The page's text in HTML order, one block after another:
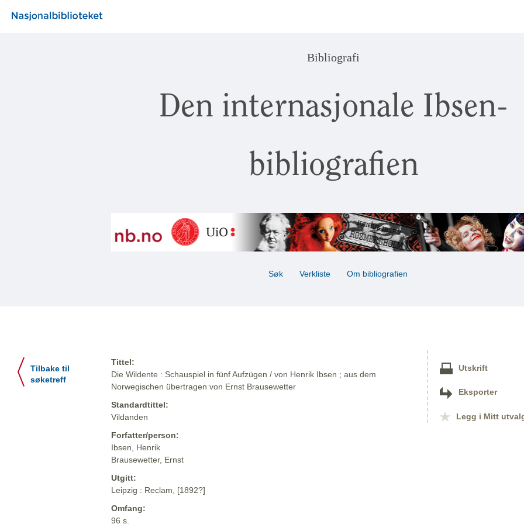
Bibliografi
Den internasjonale Ibsen-
bibliografien
Søk Verkliste Om bibliografien
Tilbake til
søketreff
Tittel:
Die Wildente : Schauspiel in fünf Aufzügen / von Henrik Ibsen ; aus dem
Norwegischen übertragen von Ernst Brausewetter
Standardtittel:
Vildanden
Forfatter/person:
Ibsen, Henrik
Brausewetter, Ernst
Utgitt:
Leipzig : Reclam, [1892?]
Omfang:
96 s.
Utskrift
Eksporter
Legg i Mitt